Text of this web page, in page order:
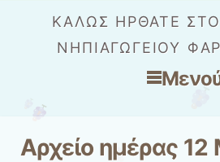
ΚΑΛΏΣ ΉΡΘΑΤΕ ΣΤΟ
ΝΗΠΙΑΓΩΓΕΊΟΥ
Μετάβαση στο περιεχόμενο
Αρχείο ημέρας 12